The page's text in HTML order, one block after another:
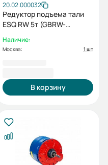
20.02.000032
Редуктор подъема тали
ESQ RW 5т (GBRW-
Наличие:
Москва: 1 шт
В корзину